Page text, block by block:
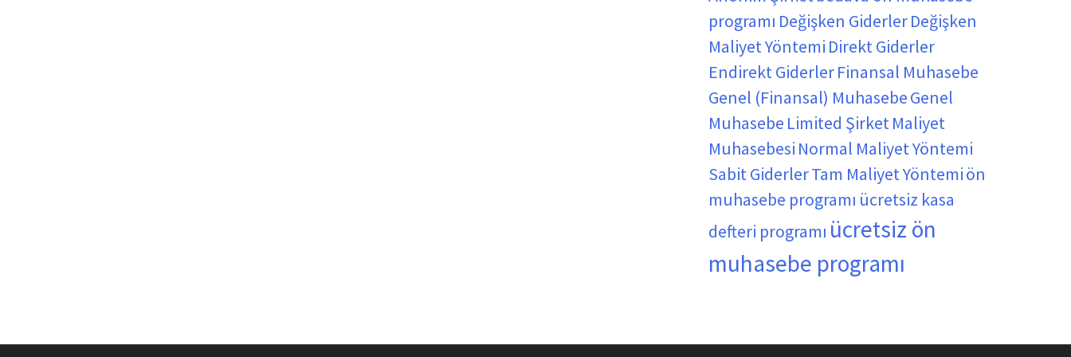
programı Değişken GiderlerDeğişken
Maliyet Yöntemi Direkt Giderler
Endirekt GiderlerFinansal Muhasebe
Genel (Finansal) MuhasebeGenel
Muhasebe Limited ŞirketMaliyet
Muhasebesi Normal Maliyet Yöntemi
Sabit GiderlerTam Maliyet Yöntemiön
muhasebe programı ücretsiz kasa
defteri programı ücretsiz ön
muhasebe programı